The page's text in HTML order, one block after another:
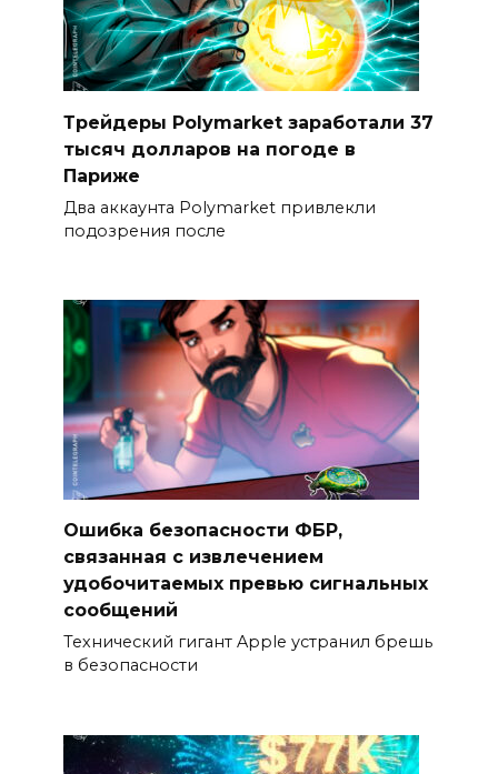
Трейдеры Polymarket заработали 37
тысяч долларов на погоде в
Париже
Два аккаунта Polymarket привлекли
подозрения после
Ошибка безопасности ФБР,
связанная с извлечением
удобочитаемых превью сигнальных
сообщений
Технический гигант Apple устранил брешь
в безопасности